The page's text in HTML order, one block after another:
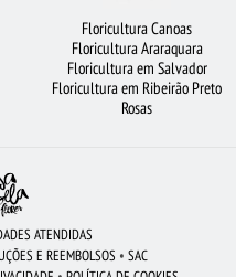
Floricultura Canoas
Floricultura Araraquara
Floricultura em Salvador
Floricultura em Ribeirão Preto
Rosas
ATENDIDAS
E REEMBOLSOS • SAC